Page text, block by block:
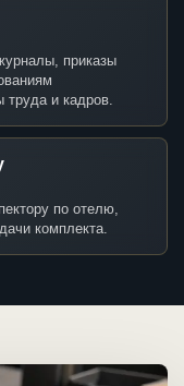
приказы
труда и кадров.
по отелю,
комплекта.